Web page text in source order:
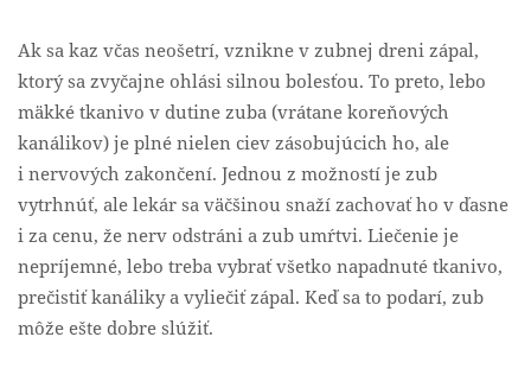
Ak sa kaz včas neošetrí, vznikne v zubnej dreni zápal,
ktorý sa zvyčajne ohlási silnou bolesťou. To preto, lebo
mäkké tkanivo v dutine zuba (vrátane koreňových
kanálikov) je plné nielen ciev zásobujúcich ho, ale
i nervových zakončení. Jednou z možností je zub
vytrhnúť, ale lekár sa väčšinou snaží zachovať ho v ďasne
i za cenu, že nerv odstráni a zub umŕtvi. Liečenie je
nepríjemné, lebo treba vybrať všetko napadnuté tkanivo,
prečistiť kanáliky a vyliečiť zápal. Keď sa to podarí, zub
môže ešte dobre slúžiť.